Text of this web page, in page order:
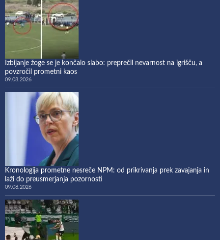
Izbijanje žoge se je končalo slabo: preprečil nevarnost na igrišču, a
povzročil prometni kaos
09.08.2026
Kronologija prometne nesreče NPM: od prikrivanja prek zavajanja in
laži do preusmerjanja pozornosti
09.08.2026